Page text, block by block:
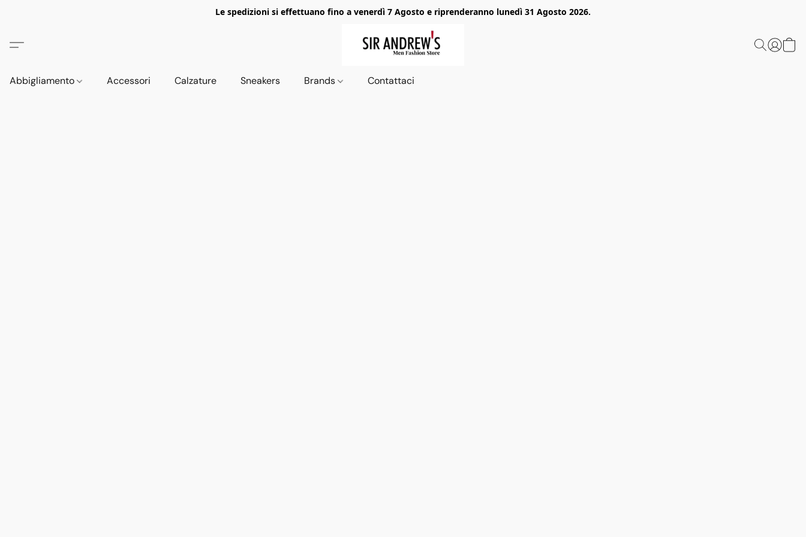
Le spedizioni si effettuano fino a venerdì 7 Agosto e riprenderanno lunedì 31 Agosto 2026.
Abbigliamento Accessori Calzature Sneakers Brands Contattaci